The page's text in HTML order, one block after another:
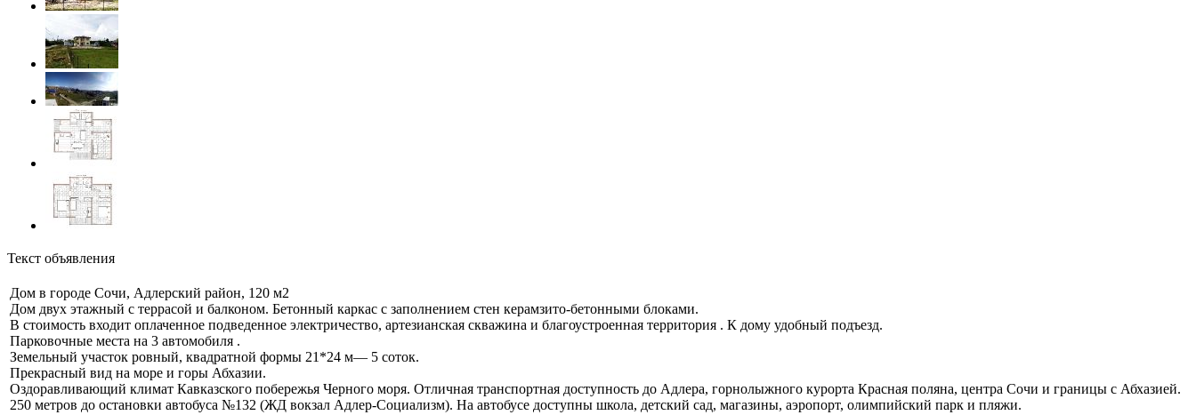
Текст объявления
Дом в городе Сочи, Адлерский район, 120 м2
Дом двух этажный с террасой и балконом. Бетонный каркас с заполнением стен керамзито-бетонными блоками.
В стоимость входит оплаченное подведенное электричество, артезианская скважина и благоустроенная территория . К дому удобный подъезд.
Парковочные места на 3 автомобиля .
Земельный участок ровный, квадратной формы 21*24 м— 5 соток.
Прекрасный вид на море и горы Абхазии.
Оздоравливающий климат Кавказского побережья Черного моря. Отличная транспортная доступность до Адлера, горнолыжного курорта Красная поляна, центра Сочи и границы с Абхазией.
250 метров до остановки автобуса №132 (ЖД вокзал Адлер-Социализм). На автобусе доступны школа, детский сад, магазины, аэропорт, олимпийский парк и пляжи.